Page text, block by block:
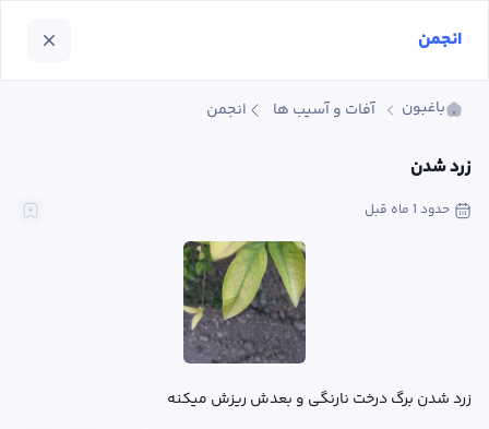
باغبون آفات و آسیب ها انجمن
زرد شدن
حدود 1 ماه قبل
زرد شدن برگ درخت نارنگی و بعدش ریزش میکنه
انجمن